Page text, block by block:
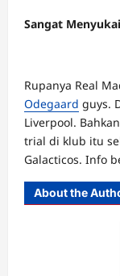
Sangat
Rupanya Real
Odegaard guys.
Liverpool.
trial di klub itu
Galacticos. Info
About the